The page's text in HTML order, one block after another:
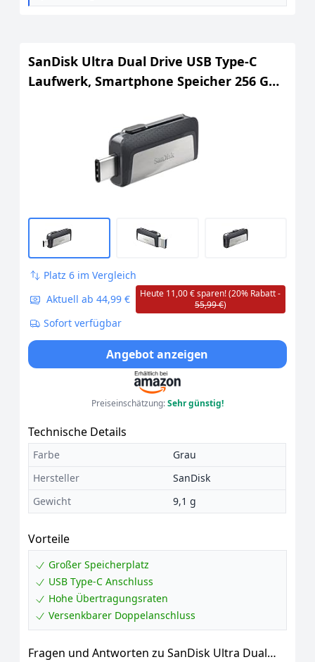
SanDisk Ultra Dual Drive USB Type-C
Laufwerk, Smartphone Speicher 256 GB
Doppelanschluss, 150 MB/s
Übertragungsraten)
Platz 6 im Vergleich
Aktuell ab 44,99 €
Heute 11,00 € sparen! (20% Rabatt -
55,99 €)
Sofort verfügbar
Angebot anzeigen
Preiseinschätzung:Sehr günstig!
Technische Details
Farbe
Grau
Hersteller
SanDisk
Gewicht
9,1 g
Vorteile
Großer Speicherplatz
USB Type-C Anschluss
Hohe Übertragungsraten
Versenkbarer Doppelanschluss
Fragen und Antworten zu SanDisk Ultra Dual